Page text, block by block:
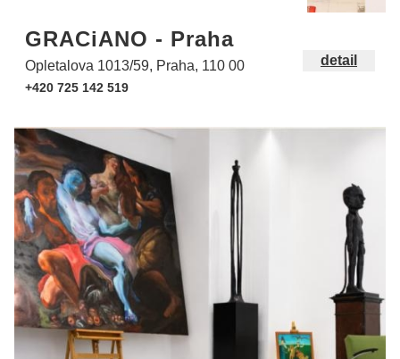
GRACiANO - Praha
Opletalova 1013/59, Praha, 110 00
+420 725 142 519
detail